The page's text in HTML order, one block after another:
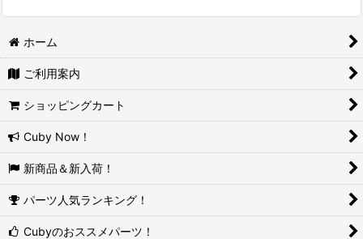
ホーム
ご利用案内
ショッピングカート
Cuby Now！
新商品＆新入荷！
パーツ人気ランキング！
Cubyのおススメパーツ！